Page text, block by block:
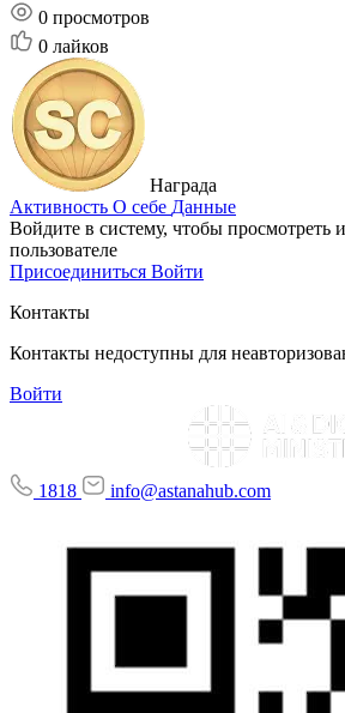
0 просмотров
0 лайков
Награда
Активность О себе Данные
Войдите в систему, чтобы
пользователе
Присоединиться Войти
Контакты
Контакты недоступны для
Войти
1818 info@astanahub.com